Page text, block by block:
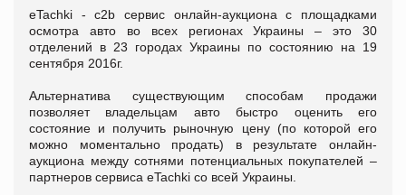
eTachki - c2b сервис онлайн-аукциона с площадками
осмотра авто во всех регионах Украины – это 30
отделений в 23 городах Украины по состоянию на 19
сентября 2016г.
Альтернатива существующим способам продажи
позволяет владельцам авто быстро оценить его
состояние и получить рыночную цену (по которой его
можно моментально продать) в результате онлайн-
аукциона между сотнями потенциальных покупателей –
партнеров сервиса eTachki со всей Украины.